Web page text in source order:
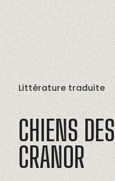
Littérature traduite
CHIENS DES
CRANOR